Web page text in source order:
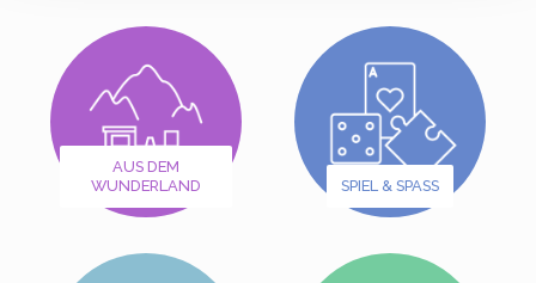
AUS DEM
WUNDERLAND
SPIEL & SPASS